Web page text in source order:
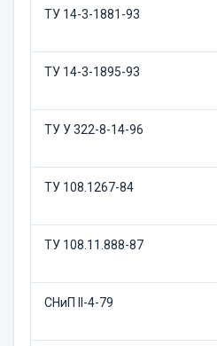
ТУ 14-3-1881-93
ТУ 14-3-1895-93
ТУ У 322-8-14-96
ТУ 108.1267-84
ТУ 108.11.888-87
СНиП II-4-79